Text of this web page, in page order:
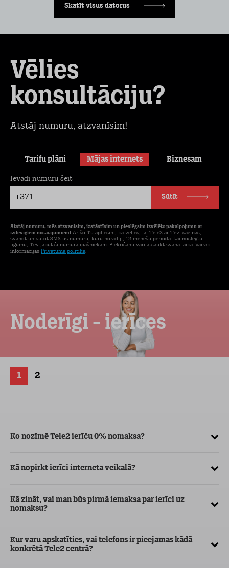
Skatīt visus datorus
Vēlies
konsultāciju?
Atstāj numuru, atzvanīsim!
Tarifu plāni Mājas internets Biznesam
+371
Ievadi numuru šeit
Sūtīt
Atstāj numuru, mēs atzvanīsim, izstāstīsim un pieslēgsim izvēlēto pakalpojumu ar
izdevīgiem nosacījumiem! Ar šo Tu apliecini, ka vēlies, lai Tele2 ar Tevi sazinās,
zvanot un sūtot SMS uz numuru, kuru norādīji, 12 mēnešu periodā. Lai noslēgtu
līgumu, Tev jābūt šī numura īpašniekam. Piekrišanu vari atsaukt zvana laikā. Vairāk
informācijas Privātuma politikā.
Noderīgi - ierīces
1 2
Ko nozīmē Tele2 ierīču 0% nomaksa?
Kā nopirkt ierīci interneta veikalā?
Kā zināt, vai man būs pirmā iemaksa par ierīci uz
nomaksu?
Kur varu apskatīties, vai telefons ir pieejamas kādā
konkrētā Tele2 centrā?